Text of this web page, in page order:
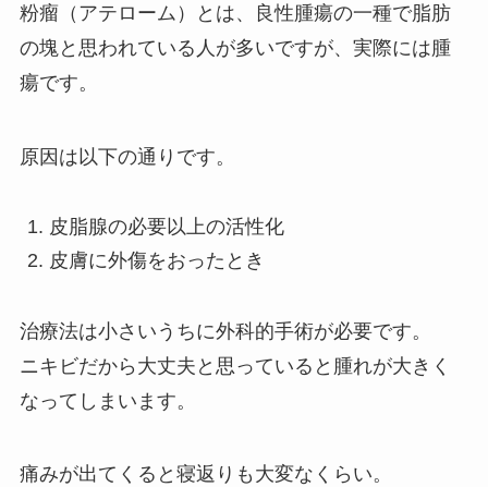
粉瘤（アテローム）とは、良性腫瘍の一種で脂肪
の塊と思われている人が多いですが、実際には腫
瘍です。
原因は以下の通りです。
皮脂腺の必要以上の活性化
皮膚に外傷をおったとき
治療法は小さいうちに外科的手術が必要です。
ニキビだから大丈夫と思っていると腫れが大きく
なってしまいます。
痛みが出てくると寝返りも大変なくらい。